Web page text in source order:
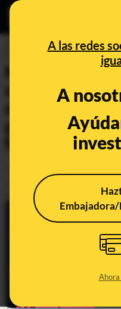
A las redes
A
Ahora
Ni ‘admin’ ni
contraseñas
adivinan en
podemos
Publicado el
Actualizado el
May 6, 2024, 5:18:00